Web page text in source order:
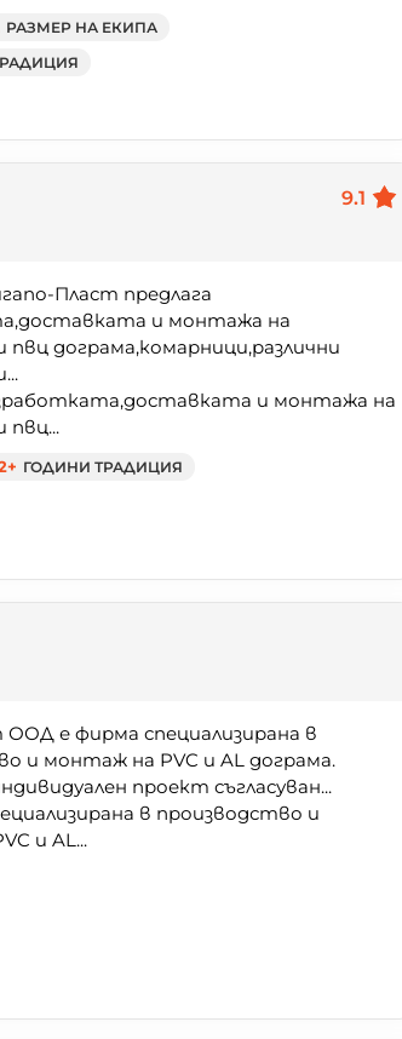
РАЗМЕР НА ЕКИПА
9.1
Пласт предлага
и монтажа на
пвц дограма,комарници,различни
и монтажа на
пвц...
ГОДИНИ ТРАДИЦИЯ
е фирма специализирана в
и монтаж на PVC и AL дограма.
проект съгласуван...
в производство и
и AL...